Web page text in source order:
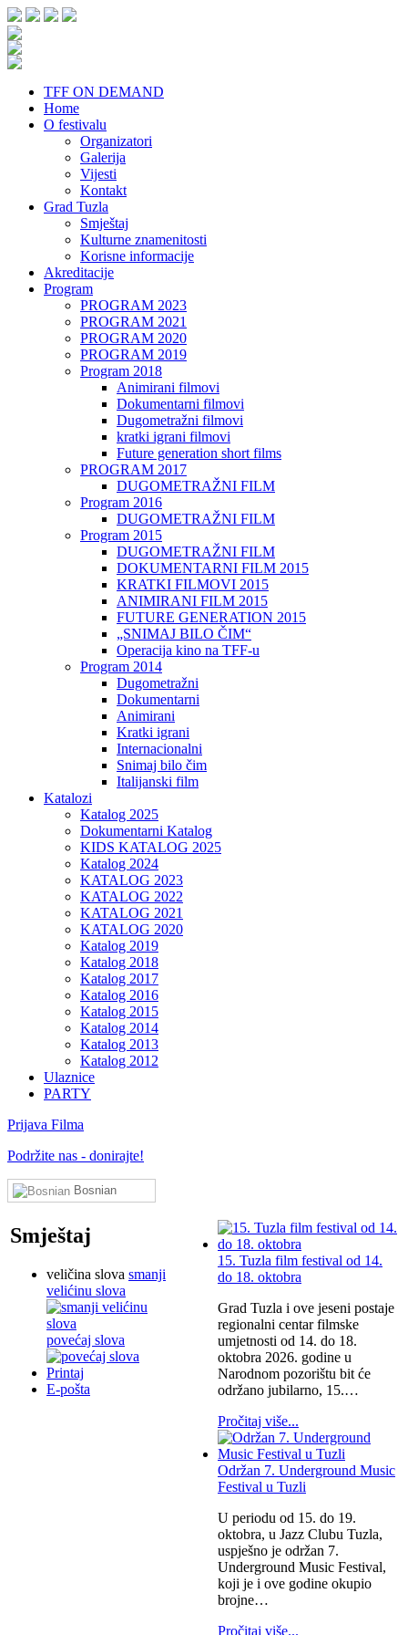
TFF ON DEMAND
Home
O festivalu
Organizatori
Galerija
Vijesti
Kontakt
Grad Tuzla
Smještaj
Kulturne znamenitosti
Korisne informacije
Akreditacije
Program
PROGRAM 2023
PROGRAM 2021
PROGRAM 2020
PROGRAM 2019
Program 2018
Animirani filmovi
Dokumentarni filmovi
Dugometražni filmovi
kratki igrani filmovi
Future generation short films
PROGRAM 2017
DUGOMETRAŽNI FILM
Program 2016
DUGOMETRAŽNI FILM
Program 2015
DUGOMETRAŽNI FILM
DOKUMENTARNI FILM 2015
KRATKI FILMOVI 2015
ANIMIRANI FILM 2015
FUTURE GENERATION 2015
„SNIMAJ BILO ČIM“
Operacija kino na TFF-u
Program 2014
Dugometražni
Dokumentarni
Animirani
Kratki igrani
Internacionalni
Snimaj bilo čim
Italijanski film
Katalozi
Katalog 2025
Dokumentarni Katalog
KIDS KATALOG 2025
Katalog 2024
KATALOG 2023
KATALOG 2022
KATALOG 2021
KATALOG 2020
Katalog 2019
Katalog 2018
Katalog 2017
Katalog 2016
Katalog 2015
Katalog 2014
Katalog 2013
Katalog 2012
Ulaznice
PARTY
Prijava Filma
Podržite nas - donirajte!
Bosnian
Smještaj
veličina slova smanji
velićinu slova
povećaj slova
Printaj
E-pošta
15. Tuzla film festival od 14.
do 18. oktobra
Grad Tuzla i ove jeseni postaje
regionalni centar filmske
umjetnosti od 14. do 18.
oktobra 2026. godine u
Narodnom pozorištu bit će
održano jubilarno, 15.…
Pročitaj više...
Održan 7. Underground Music
Festival u Tuzli
U periodu od 15. do 19.
oktobra, u Jazz Clubu Tuzla,
uspješno je održan 7.
Underground Music Festival,
koji je i ove godine okupio
brojne…
Pročitaj više...